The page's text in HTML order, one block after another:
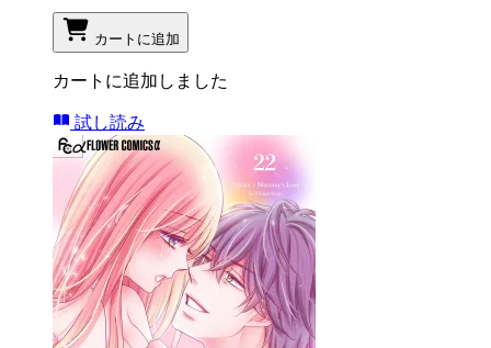
カートに追加
カートに追加しました
試し読み